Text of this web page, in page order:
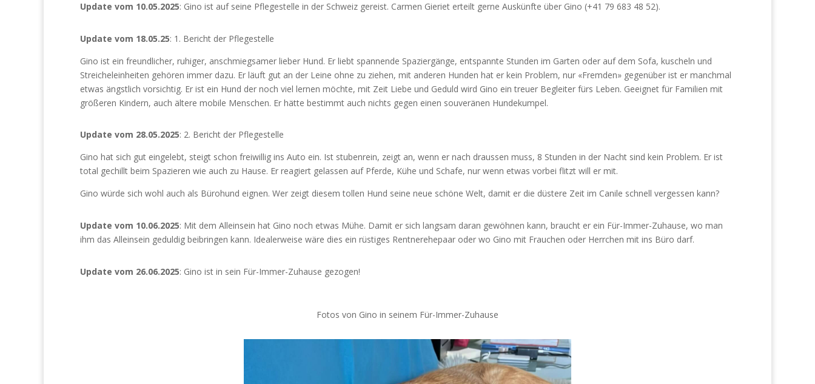
Update vom 10.05.2025: Gino ist auf seine Pflegestelle in der Schweiz gereist. Carmen Gieriet erteilt gerne Auskünfte über Gino (+41 79 683 48 52).
Update vom 18.05.25: 1. Bericht der Pflegestelle
Gino ist ein freundlicher, ruhiger, anschmiegsamer lieber Hund. Er liebt spannende Spaziergänge, entspannte Stunden im Garten oder auf dem Sofa, kuscheln und
Streicheleinheiten gehören immer dazu. Er läuft gut an der Leine ohne zu ziehen, mit anderen Hunden hat er kein Problem, nur «Fremden» gegenüber ist er manchmal
etwas ängstlich vorsichtig. Er ist ein Hund der noch viel lernen möchte, mit Zeit Liebe und Geduld wird Gino ein treuer Begleiter fürs Leben. Geeignet für Familien mit
größeren Kindern, auch ältere mobile Menschen. Er hätte bestimmt auch nichts gegen einen souveränen Hundekumpel.
Update vom 28.05.2025: 2. Bericht der Pflegestelle
Gino hat sich gut eingelebt, steigt schon freiwillig ins Auto ein. Ist stubenrein, zeigt an, wenn er nach draussen muss, 8 Stunden in der Nacht sind kein Problem. Er ist
total gechillt beim Spazieren wie auch zu Hause. Er reagiert gelassen auf Pferde, Kühe und Schafe, nur wenn etwas vorbei flitzt will er mit.
Gino würde sich wohl auch als Bürohund eignen. Wer zeigt diesem tollen Hund seine neue schöne Welt, damit er die düstere Zeit im Canile schnell vergessen kann?
Update vom 10.06.2025: Mit dem Alleinsein hat Gino noch etwas Mühe. Damit er sich langsam daran gewöhnen kann, braucht er ein Für-Immer-Zuhause, wo man
ihm das Alleinsein geduldig beibringen kann. Idealerweise wäre dies ein rüstiges Rentnerehepaar oder wo Gino mit Frauchen oder Herrchen mit ins Büro darf.
Update vom 26.06.2025: Gino ist in sein Für-Immer-Zuhause gezogen!
Fotos von Gino in seinem Für-Immer-Zuhause